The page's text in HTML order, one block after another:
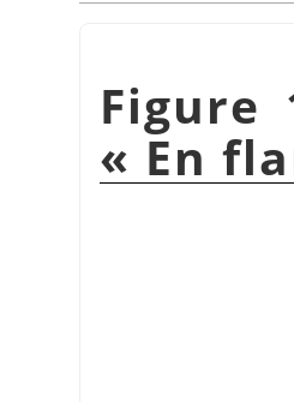
Figure
« En